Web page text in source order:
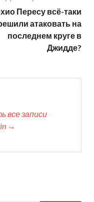
Пересу всё-таки
атаковать на
последнем круге в
Джидде?
все записи
→